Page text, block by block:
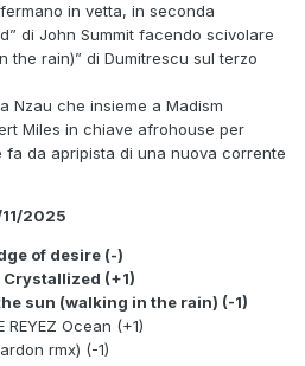
in vetta, in seconda
di John Summit facendo scivolare
the rain)” di Dumitrescu sul terzo
Nzau che insieme a Madism
Miles in chiave afrohouse per
fa da apripista di una nuova corrente
11/2025
of desire (-)
Crystallized (+1)
sun (walking in the rain) (-1)
REYEZ Ocean (+1)
rmx) (-1)